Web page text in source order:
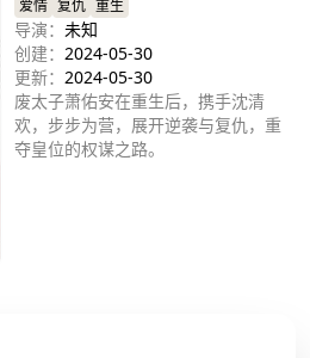
爱情 复仇 重生
导演： 未知
创建： 2024-05-30
更新： 2024-05-30
废太子萧佑安在重生后，携手沈清
欢，步步为营，展开逆袭与复仇，重
夺皇位的权谋之路。